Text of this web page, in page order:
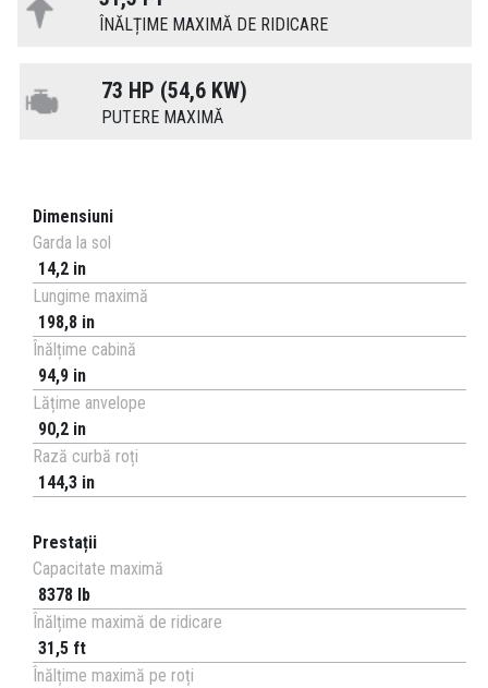
ÎNĂLȚIME MAXIMĂ DE RIDICARE
73 HP (54,6 KW)
PUTERE MAXIMĂ
Dimensiuni
Garda la sol
14,2 in
Lungime maximă
198,8 in
Înălțime cabină
94,9 in
Lățime anvelope
90,2 in
Rază curbă roți
144,3 in
Prestații
Capacitate maximă
8378 lb
Înălțime maximă de ridicare
31,5 ft
Înălțime maximă pe roți